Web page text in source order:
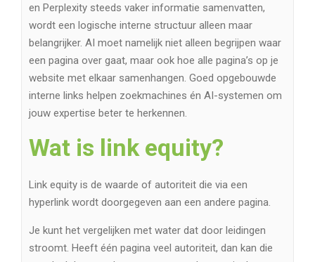
en Perplexity steeds vaker informatie samenvatten,
wordt een logische interne structuur alleen maar
belangrijker. AI moet namelijk niet alleen begrijpen waar
een pagina over gaat, maar ook hoe alle pagina’s op je
website met elkaar samenhangen. Goed opgebouwde
interne links helpen zoekmachines én AI-systemen om
jouw expertise beter te herkennen.
Wat is link equity?
Link equity is de waarde of autoriteit die via een
hyperlink wordt doorgegeven aan een andere pagina.
Je kunt het vergelijken met water dat door leidingen
stroomt. Heeft één pagina veel autoriteit, dan kan die